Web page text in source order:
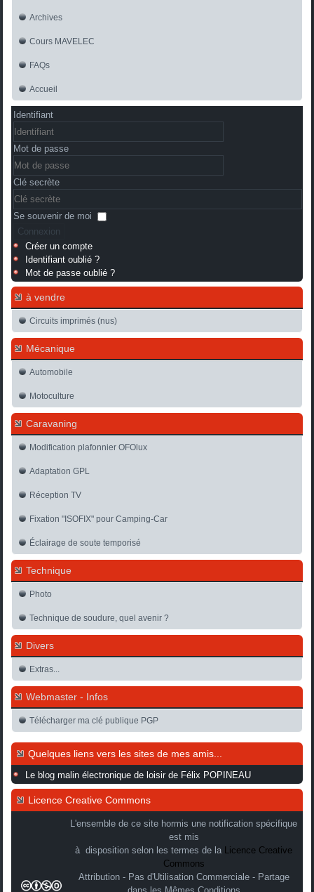
Archives
Cours MAVELEC
FAQs
Accueil
Identifiant
Mot de passe
Clé secrète
Se souvenir de moi
Connexion
Créer un compte
Identifiant oublié ?
Mot de passe oublié ?
à vendre
Circuits imprimés (nus)
Mécanique
Automobile
Motoculture
Caravaning
Modification plafonnier OFOlux
Adaptation GPL
Réception TV
Fixation "ISOFIX" pour Camping-Car
Éclairage de soute temporisé
Technique
Photo
Technique de soudure, quel avenir ?
Divers
Extras...
Webmaster - Infos
Télécharger ma clé publique PGP
Quelques liens vers les sites de mes amis...
Le blog malin électronique de loisir de Félix POPINEAU
Licence Creative Commons
L'ensemble de ce site hormis une notification spécifique
est mis
à disposition selon les termes de la Licence Creative
Commons
Attribution - Pas d'Utilisation Commerciale - Partage